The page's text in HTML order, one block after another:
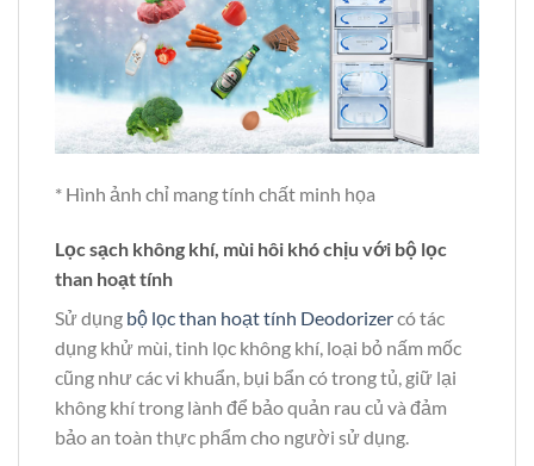
* Hình ảnh chỉ mang tính chất minh họa
Lọc sạch không khí, mùi hôi khó chịu với bộ lọc
than hoạt tính
Sử dụng bộ lọc than hoạt tính Deodorizercó tác
dụng khử mùi, tinh lọc không khí, loại bỏ nấm mốc
cũng như các vi khuẩn, bụi bẩn có trong tủ, giữ lại
không khí trong lành để bảo quản rau củ và đảm
bảo an toàn thực phẩm cho người sử dụng.